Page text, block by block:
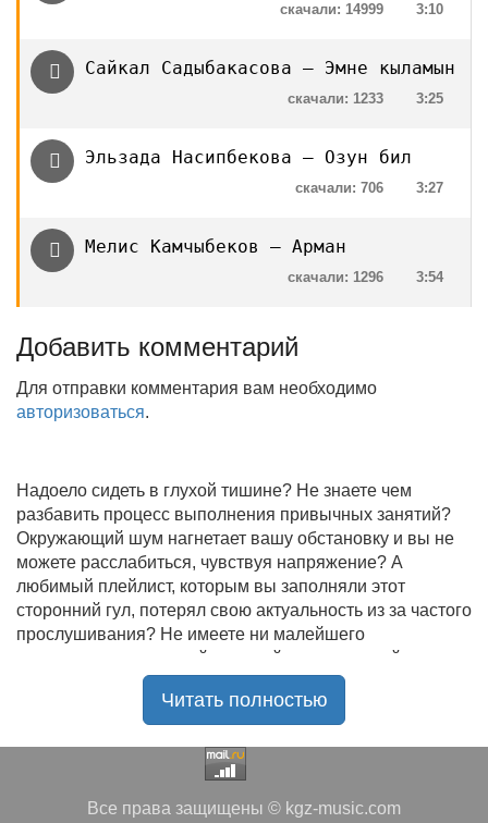
3:10
скачали: 14999
Сайкал Садыбакасова — Эмне кыламын
3:25
скачали: 1233
Эльзада Насипбекова — Озун бил
3:27
скачали: 706
Мелис Камчыбеков — Арман
3:54
скачали: 1296
Добавить комментарий
Для отправки комментария вам необходимо
авторизоваться.
Надоело сидеть в глухой тишине? Не знаете чем
разбавить процесс выполнения привычных занятий?
Окружающий шум нагнетает вашу обстановку и вы не
можете расслабиться, чувствуя напряжение? А
любимый плейлист, которым вы заполняли этот
сторонний гул, потерял свою актуальность из за частого
прослушивания? Не имеете ни малейшего
представления, где найти новый качественный контент
на замену старому? В таком случае вы обратились по
радостью приветствует своих старых и новых
чудесную подборку самых лучших песен всех времён
Читать полностью
Все права защищены © kgz-music.com